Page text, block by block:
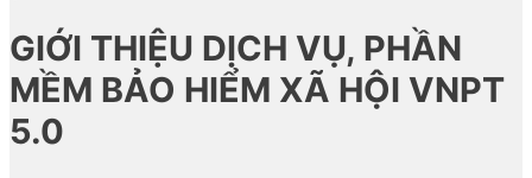
GIỚI THIỆU DỊCH VỤ, PHẦN
MỀM BẢO HIỂM XÃ HỘI VNPT
5.0